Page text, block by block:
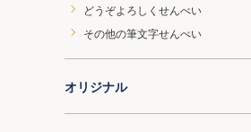
どうぞよろしくせんべい
その他の筆文字せんべい
オリジナル